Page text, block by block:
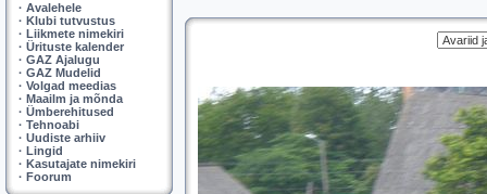
· Avalehele
· Klubi tutvustus
· Liikmete nimekiri
· Ürituste kalender
· GAZ Ajalugu
· GAZ Mudelid
· Volgad meedias
· Maailm ja mõnda
· Ümberehitused
· Tehnoabi
· Uudiste arhiiv
· Lingid
· Kasutajate nimekiri
· Foorum